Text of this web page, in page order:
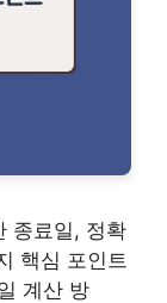
종료일, 정확
핵심 포인트
계산 방